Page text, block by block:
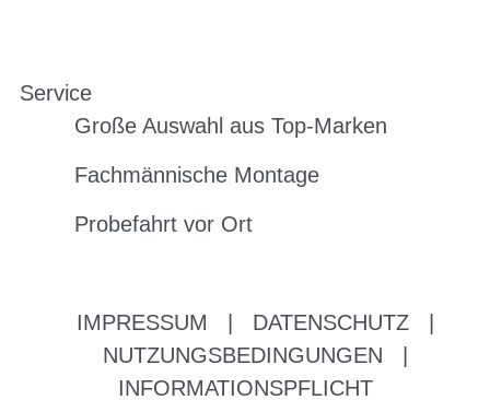
Service
Große Auswahl aus Top-Marken
Fachmännische Montage
Probefahrt vor Ort
IMPRESSUM DATENSCHUTZ
NUTZUNGSBEDINGUNGEN
INFORMATIONSPFLICHT